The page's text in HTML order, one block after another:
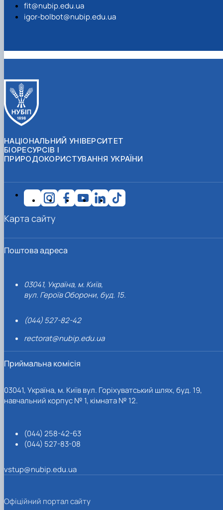
fit@nubip.edu.ua
igor-bolbot@nubip.edu.ua
НАЦІОНАЛЬНИЙ УНІВЕРСИТЕТ
БІОРЕСУРСІВ І
ПРИРОДОКОРИСТУВАННЯ УКРАЇНИ
Поштова адреса
03041, Україна, м. Київ,
вул. Героїв Оборони, буд. 15.
(044) 527-82-42
rectorat@nubip.edu.ua
Приймальна комісія
03041, Україна, м. Київ вул. Горіхуватський шлях, буд. 19,
навчальний корпус № 1, кімната № 12.
(044) 258-42-63
(044) 527-83-08
vstup@nubip.edu.ua
Карта сайту
Офіційний портал сайту